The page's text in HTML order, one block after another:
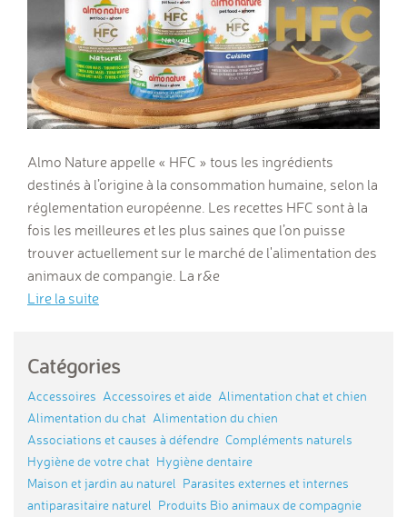
Almo Nature appelle « HFC » tous les ingrédients
destinés à l’origine à la consommation humaine, selon la
réglementation européenne. Les recettes HFC sont à la
fois les meilleures et les plus saines que l’on puisse
trouver actuellement sur le marché de l'alimentation des
animaux de compangie. La r&e
Lire la suite
Catégories
Accessoires Accessoires et aide Alimentation chat et chien
Alimentation du chat Alimentation du chien
Associations et causes à défendre Compléments naturels
Hygiène de votre chat Hygiène dentaire
Maison et jardin au naturel Parasites externes et internes
antiparasitaire naturel Produits Bio animaux de compagnie